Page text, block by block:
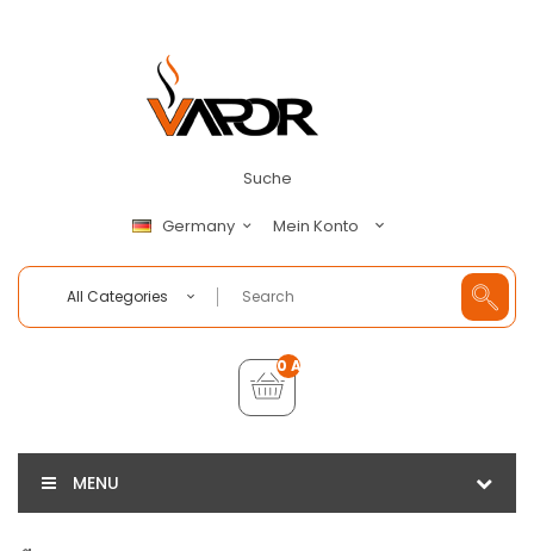
Suche
Germany Mein Konto
All Categories
0 Artikel - €0,00
MENU